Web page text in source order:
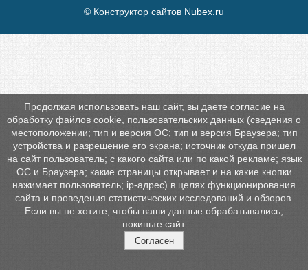
© Конструктор сайтов Nubex.ru
Продолжая использовать наш сайт, вы даете согласие на
обработку файлов cookie, пользовательских данных (сведения о
местоположении; тип и версия ОС; тип и версия Браузера; тип
устройства и разрешение его экрана; источник откуда пришел
на сайт пользователь; с какого сайта или по какой рекламе; язык
ОС и Браузера; какие страницы открывает и на какие кнопки
нажимает пользователь; ip-адрес) в целях функционирования
сайта и проведения статистических исследований и обзоров.
Если вы не хотите, чтобы ваши данные обрабатывались,
покиньте сайт.
Согласен